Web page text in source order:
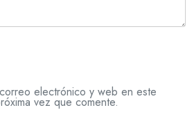
electrónico y web en este
vez que comente.